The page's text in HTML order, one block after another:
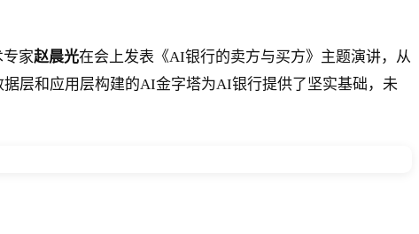
家赵晨光在会上发表《AI银行的卖方与买方》主题演讲，从
层和应用层构建的AI金字塔为AI银行提供了坚实基础，未